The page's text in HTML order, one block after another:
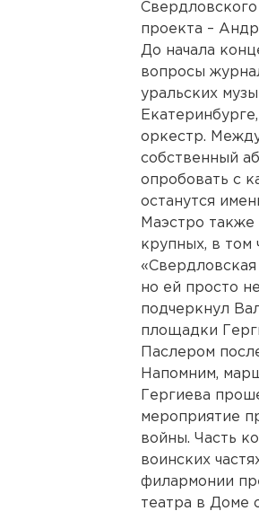
проекта –
До начала
вопросы
уральских
оркестр.
собственный
опробовать с
останутся
Маэстро также
крупных, в том
но ей просто
подчеркнул
площадки
Паслером
Напомним,
Гергиева
мероприятие
войны. Часть
воинских
филармонии
театра в Доме